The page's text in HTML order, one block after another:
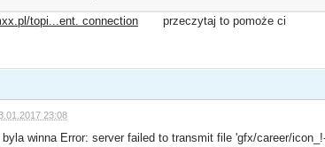
topi...ent. connection przeczytaj to pomoże ci
23:08
winna Error: server failed to transmit file 'gfx/career/